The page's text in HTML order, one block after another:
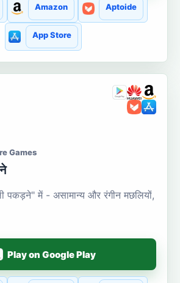
Amazon Aptoide
App Store
Games
पकड़ने" में - असामान्य और रंगीन मछलियों,
Play on Google Play